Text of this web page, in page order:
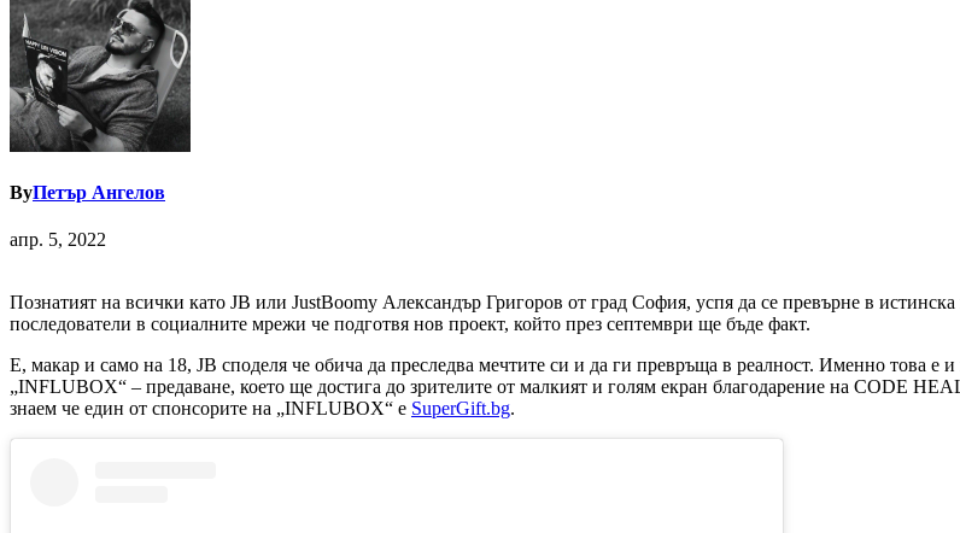
ByПетър Ангелов
апр. 5, 2022
Познатият на всички като JB или JustBoomy Александър Григоров от град София, успя да се превърне в
последователи в социалните мрежи че подготвя нов проект, който през септември ще бъде факт.
Е, макар и само на 18, JB споделя че обича да преследва мечтите си и да ги превръща в реалност. Именно това е
„INFLUBOX“ – предаване, което ще достига до зрителите от малкият и голям екран благодарение на CODE
знаем че един от спонсорите на „INFLUBOX“ е SuperGift.bg.